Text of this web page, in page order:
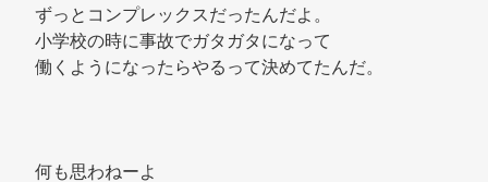
ずっとコンプレックスだったんだよ。
小学校の時に事故でガタガタになって
働くようになったらやるって決めてたんだ。
何も思わねーよ